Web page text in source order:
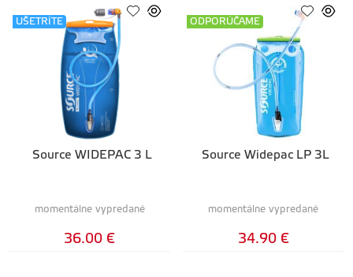
Source WIDEPAC 3 L
UŠETRÍTE
momentálne vypredané
36.00 €
Source Widepac LP 3L
ODPORÚČAME
momentálne vypredané
34.90 €